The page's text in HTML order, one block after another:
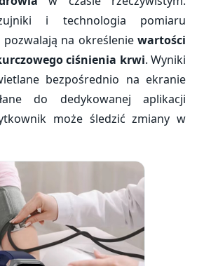
i technologia pomiaru
na określenie wartości
ciśnienia krwi. Wyniki
bezpośrednio na ekranie
do dedykowanej aplikacji
może śledzić zmiany w